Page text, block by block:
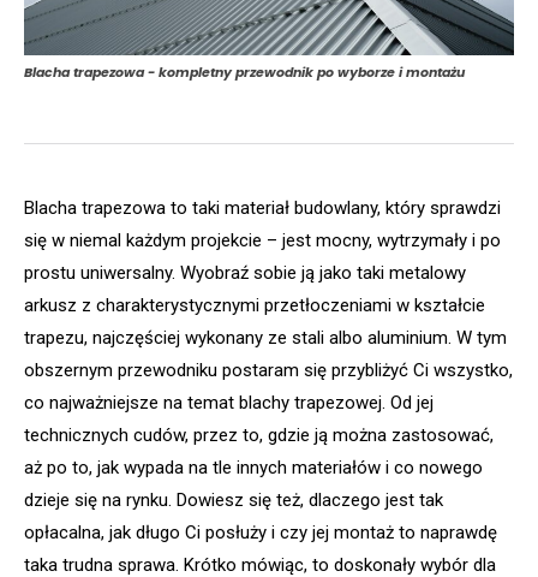
Blacha trapezowa - kompletny przewodnik po wyborze i montażu
Blacha trapezowa to taki materiał budowlany, który sprawdzi
się w niemal każdym projekcie – jest mocny, wytrzymały i po
prostu uniwersalny. Wyobraź sobie ją jako taki metalowy
arkusz z charakterystycznymi przetłoczeniami w kształcie
trapezu, najczęściej wykonany ze stali albo aluminium. W tym
obszernym przewodniku postaram się przybliżyć Ci wszystko,
co najważniejsze na temat blachy trapezowej. Od jej
technicznych cudów, przez to, gdzie ją można zastosować,
aż po to, jak wypada na tle innych materiałów i co nowego
dzieje się na rynku. Dowiesz się też, dlaczego jest tak
opłacalna, jak długo Ci posłuży i czy jej montaż to naprawdę
taka trudna sprawa. Krótko mówiąc, to doskonały wybór dla